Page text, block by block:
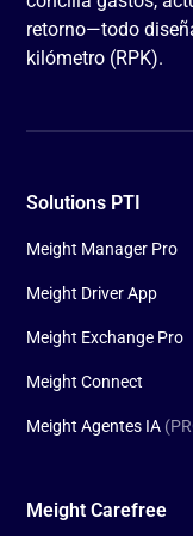
retorno—todo
kilómetro (RPK).
Solutions PTI
Meight Manager Pro
Meight Driver App
Meight Exchange Pro
Meight Connect
Meight Agentes IA
Meight Carefree